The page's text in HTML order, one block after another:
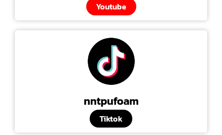
Youtube
nntpufoam
Tiktok